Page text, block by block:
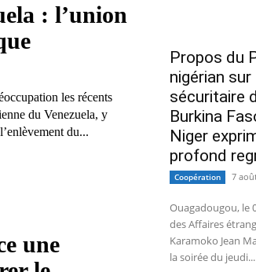
: l’union
les récents
du Venezuela, y
du...
une
Propos du
nigérian
sécuritaire
Burkina
Niger
profond
Coopération 7
Ouagadougou, le
des Affaires
Karamoko Jean
la soirée du jeudi...